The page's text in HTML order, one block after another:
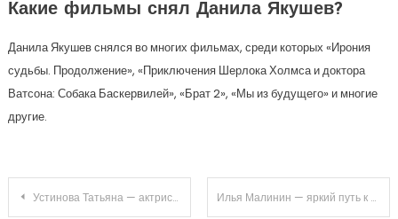
Какие фильмы снял Данила Якушев?
Данила Якушев снялся во многих фильмах, среди которых «Ирония
судьбы. Продолжение», «Приключения Шерлока Холмса и доктора
Ватсона: Собака Баскервилей», «Брат 2», «Мы из будущего» и многие
другие.
Навигация
Устинова Татьяна — актриса, чья биография и личная жизнь поражают своими разнообразными оттенками и уникальными моментами Илья Малинин — яркий путь к успеху на ледовом арене